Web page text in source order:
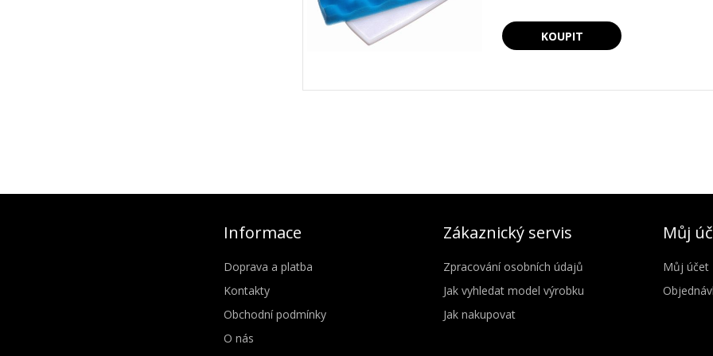
Informace
Doprava a platba
Kontakty
Obchodní podmínky
O nás
Zákaznický servis
Zpracování osobních údajů
Jak vyhledat model výrobku
Jak nakupovat
Můj
Můj účet